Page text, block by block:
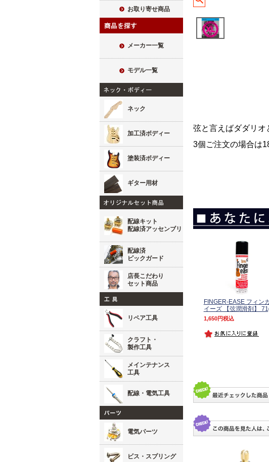
お取り寄せ商品
メーカー一覧
モデル一覧
ネック
加工済ボディー
塗装済ボディー
ギター用材
配線キット
配線済アッセンブリ
配線済
ピックガード
店長こだわり
セット商品
リペア工具
クラフト・
製作工具
メインテナンス
工具
配線・電気工具
電気パーツ
ビス・スプリング
弦と言えばダダリオ
3個ご注文の場合は
FINGER-EASE フィン
イーズ 【弦潤滑剤】
1,650 税込